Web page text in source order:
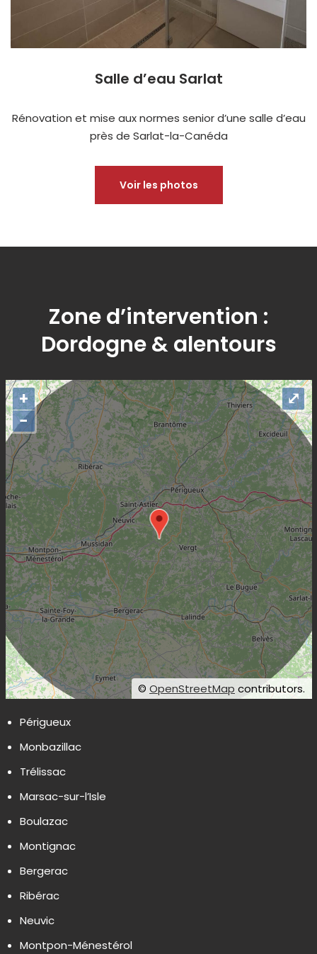
Salle d’eau Sarlat
Rénovation et mise aux normes senior d’une salle d’eau
près de Sarlat-la-Canéda
Voir les photos
Zone d’intervention :
Dordogne & alentours
+
−
© OpenStreetMap contributors.
⤢
Périgueux
Monbazillac
Trélissac
Marsac-sur-l’Isle
Boulazac
Montignac
Bergerac
Ribérac
Neuvic
Montpon-Ménestérol